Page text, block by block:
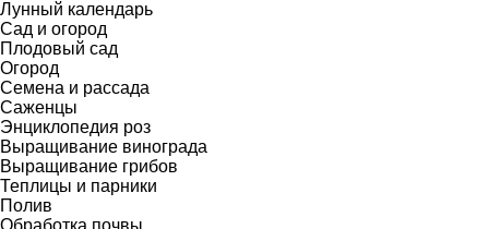
Лунный календарь
Сад и огород
Плодовый сад
Огород
Семена и рассада
Саженцы
Энциклопедия роз
Выращивание винограда
Выращивание грибов
Теплицы и парники
Полив
Обработка почвы